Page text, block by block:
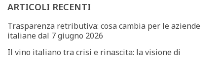
E
TREND
DEL
MERCATO
ARTICOLI RECENTI
Trasparenza retributiva: cosa cambia per le aziende
italiane dal 7 giugno 2026
Il vino italiano tra crisi e rinascita: la visione di